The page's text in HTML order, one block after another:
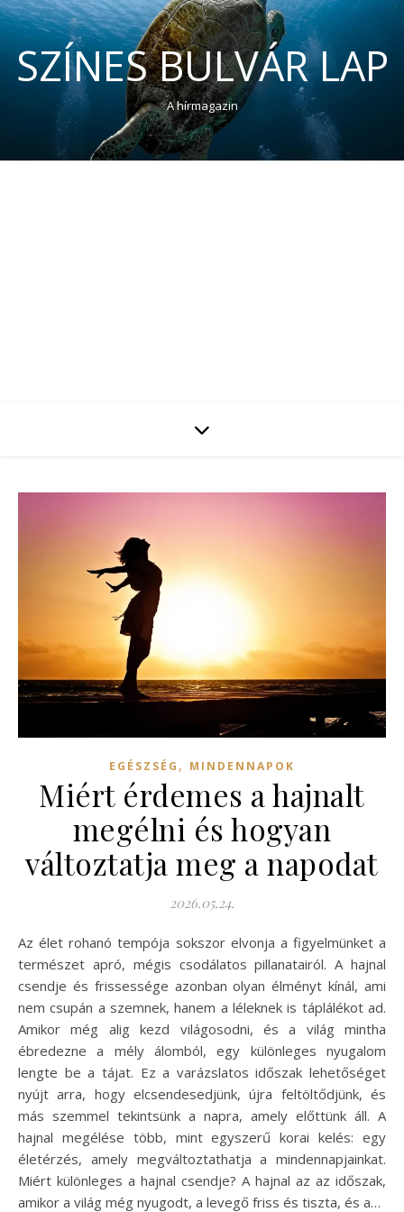
SZÍNES BULVÁR LAP
A hírmagazin
EGÉSZSÉG , MINDENNAPOK
Miért érdemes a hajnalt
megélni és hogyan
változtatja meg a napodat
2026.05.24.
Az élet rohanó tempója sokszor elvonja a figyelmünket a
természet apró, mégis csodálatos pillanatairól. A hajnal
csendje és frissessége azonban olyan élményt kínál, ami
nem csupán a szemnek, hanem a léleknek is táplálékot ad.
Amikor még alig kezd világosodni, és a világ mintha
ébredezne a mély álomból, egy különleges nyugalom
lengte be a tájat. Ez a varázslatos időszak lehetőséget
nyújt arra, hogy elcsendesedjünk, újra feltöltődjünk, és
más szemmel tekintsünk a napra, amely előttünk áll. A
hajnal megélése több, mint egyszerű korai kelés: egy
életérzés, amely megváltoztathatja a mindennapjainkat.
Miért különleges a hajnal csendje? A hajnal az az időszak,
amikor a világ még nyugodt, a levegő friss és tiszta, és a…